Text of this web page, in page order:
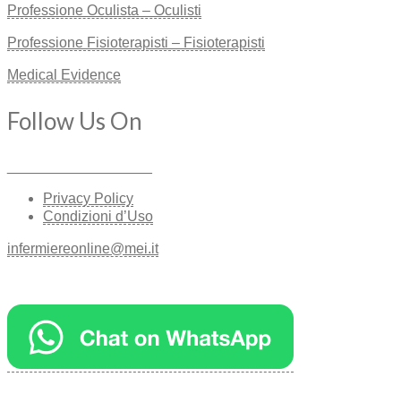
Professione Oculista – Oculisti
Professione Fisioterapisti – Fisioterapisti
Medical Evidence
Follow Us On
Privacy Policy
Condizioni d’Uso
infermiereonline@mei.it